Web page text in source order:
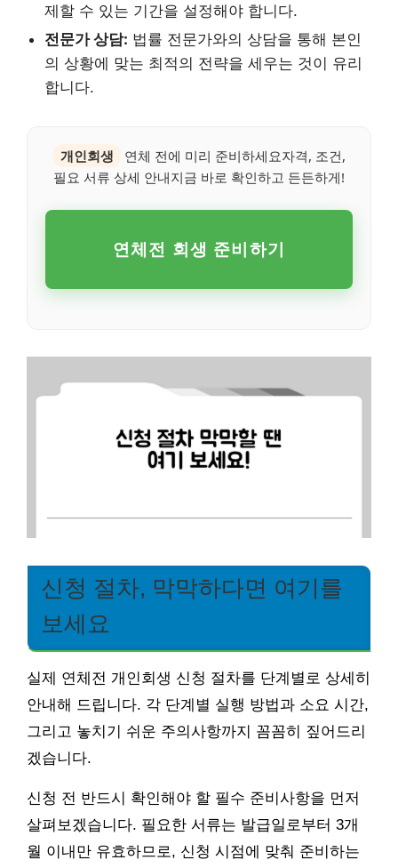
제할 수 있는 기간을 설정해야 합니다.
전문가 상담: 법률 전문가와의 상담을 통해 본인
의 상황에 맞는 최적의 전략을 세우는 것이 유리
합니다.
개인회생
연체 전에 미리 준비하세요자격, 조건,
필요 서류 상세 안내지금 바로 확인하고 든든하게!
연체전 회생 준비하기
신청 절차, 막막하다면 여기를
보세요
실제 연체전 개인회생 신청 절차를 단계별로 상세히
안내해 드립니다. 각 단계별 실행 방법과 소요 시간,
그리고 놓치기 쉬운 주의사항까지 꼼꼼히 짚어드리
겠습니다.
신청 전 반드시 확인해야 할 필수 준비사항을 먼저
살펴보겠습니다. 필요한 서류는 발급일로부터 3개
월 이내만 유효하므로, 신청 시점에 맞춰 준비하는